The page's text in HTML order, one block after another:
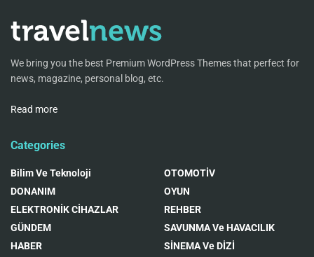
We bring you the best Premium WordPress Themes that perfect for
news, magazine, personal blog, etc.
Read more
Categories
Bilim Ve Teknoloji
DONANIM
ELEKTRONİK CİHAZLAR
GÜNDEM
HABER
OTOMOTİV
OYUN
REHBER
SAVUNMA Ve HAVACILIK
SİNEMA Ve DİZİ